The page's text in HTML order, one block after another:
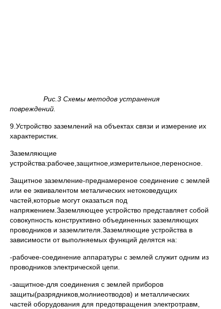
Рис.3 Схемы методов устранения
повреждений.
9.Устройство заземлений на объектах связи и измерение их
характеристик.
Заземляющие
устройства:рабочее,защитное,измерительное,переносное.
Защитное заземление-преднамереное соединение с землей
или ее эквивалентом металических нетоковедущих
частей,которые могут оказаться под
напряжением.Заземляющее устройство представляет собой
совокупность конструктивно объединенных заземляющих
проводников и заземлителя.Заземляющие устройства в
зависимости от выполняемых функций делятся на:
-рабочее-соединение аппаратуры с землей служит одним из
проводников электрической цепи.
-защитное-для соединения с землей приборов
защиты(разрядников,молниеотводов) и металлических
частей оборудования для предотвращения электротравм,